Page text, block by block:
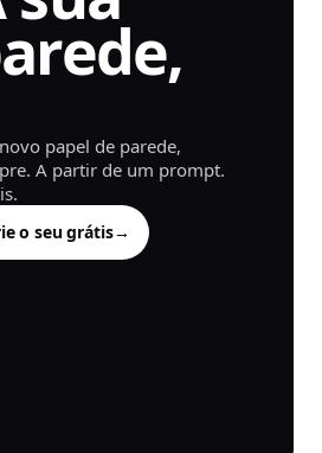
papel de parede,
A partir de um prompt.
o seu grátis→